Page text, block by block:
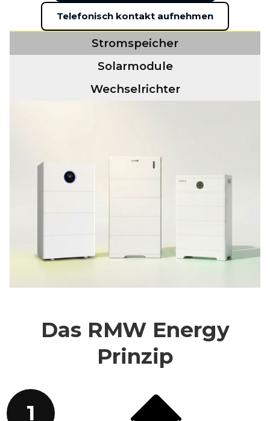
Telefonisch kontakt aufnehmen
Stromspeicher
Solarmodule
Wechselrichter
Das RMW Energy
Prinzip
1